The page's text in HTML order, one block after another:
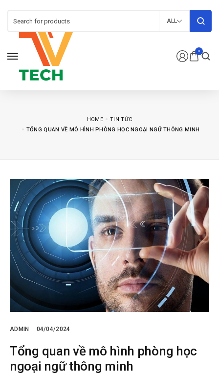
0
ALL
HOME
TIN TỨC
TỔNG QUAN VỀ MÔ HÌNH PHÒNG HỌC NGOẠI NGỮ THÔNG MINH
ADMIN 04/04/2024
Tổng quan về mô hình phòng học
ngoại ngữ thông minh